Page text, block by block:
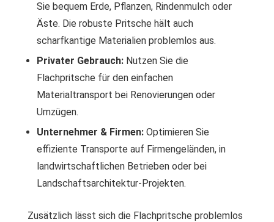
Sie bequem Erde, Pflanzen, Rindenmulch oder
Äste. Die robuste Pritsche hält auch
scharfkantige Materialien problemlos aus.
Privater Gebrauch: Nutzen Sie die
Flachpritsche für den einfachen
Materialtransport bei Renovierungen oder
Umzügen.
Unternehmer & Firmen: Optimieren Sie
effiziente Transporte auf Firmengeländen, in
landwirtschaftlichen Betrieben oder bei
Landschaftsarchitektur-Projekten.
Zusätzlich lässt sich die Flachpritsche problemlos